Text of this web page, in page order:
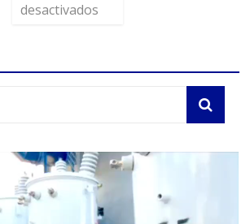
desactivados